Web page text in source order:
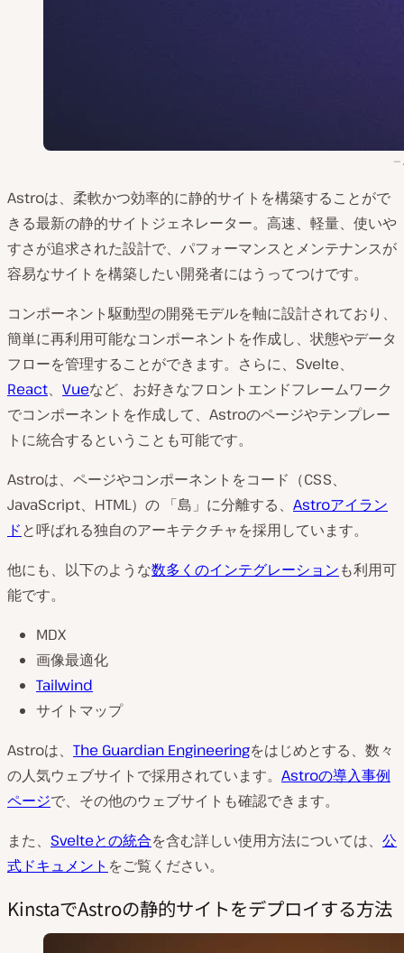
Astroは、柔軟かつ効率的に静的サイトを構築することがで
きる最新の静的サイトジェネレーター。高速、軽量、使いや
すさが追求された設計で、パフォーマンスとメンテナンスが
容易なサイトを構築したい開発者にはうってつけです。
コンポーネント駆動型の開発モデルを軸に設計されており、
簡単に再利用可能なコンポーネントを作成し、状態やデータ
フローを管理することができます。さらに、Svelte、
React、 Vueなど、お好きなフロントエンドフレームワーク
でコンポーネントを作成して、Astroのページやテンプレー
トに統合するということも可能です。
Astroは、ページやコンポーネントをコード（CSS、
JavaScript、HTML）の 「島」に分離する、 Astroアイラン
ドと呼ばれる独自のアーキテクチャを採用しています。
他にも、以下のような数多くのインテグレーションも利用可
能です。
MDX
画像最適化
Tailwind
サイトマップ
Astroは、 The Guardian Engineeringをはじめとする、数々
の人気ウェブサイトで採用されています。 Astroの導入事例
ページで、その他のウェブサイトも確認できます。
また、 Svelteとの統合を含む詳しい使用方法については、 公
式ドキュメント をご覧ください。
KinstaでAstroの静的サイトをデプロイする方法